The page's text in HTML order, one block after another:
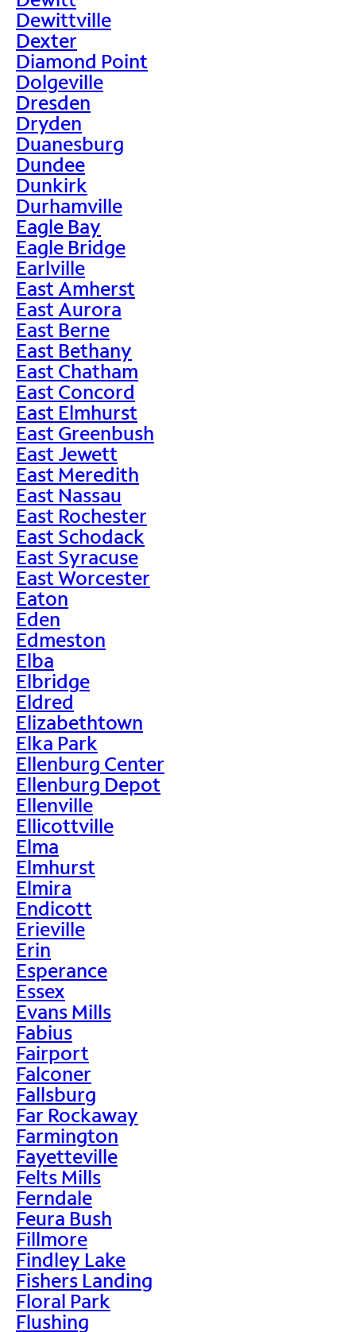
Dewittville
Dexter
Diamond Point
Dolgeville
Dresden
Dryden
Duanesburg
Dundee
Dunkirk
Durhamville
Eagle Bay
Eagle Bridge
Earlville
East Amherst
East Aurora
East Berne
East Bethany
East Chatham
East Concord
East Elmhurst
East Greenbush
East Jewett
East Meredith
East Nassau
East Rochester
East Schodack
East Syracuse
East Worcester
Eaton
Eden
Edmeston
Elba
Elbridge
Eldred
Elizabethtown
Elka Park
Ellenburg Center
Ellenburg Depot
Ellenville
Ellicottville
Elma
Elmhurst
Elmira
Endicott
Erieville
Erin
Esperance
Essex
Evans Mills
Fabius
Fairport
Falconer
Fallsburg
Far Rockaway
Farmington
Fayetteville
Felts Mills
Ferndale
Feura Bush
Fillmore
Findley Lake
Fishers Landing
Floral Park
Flushing